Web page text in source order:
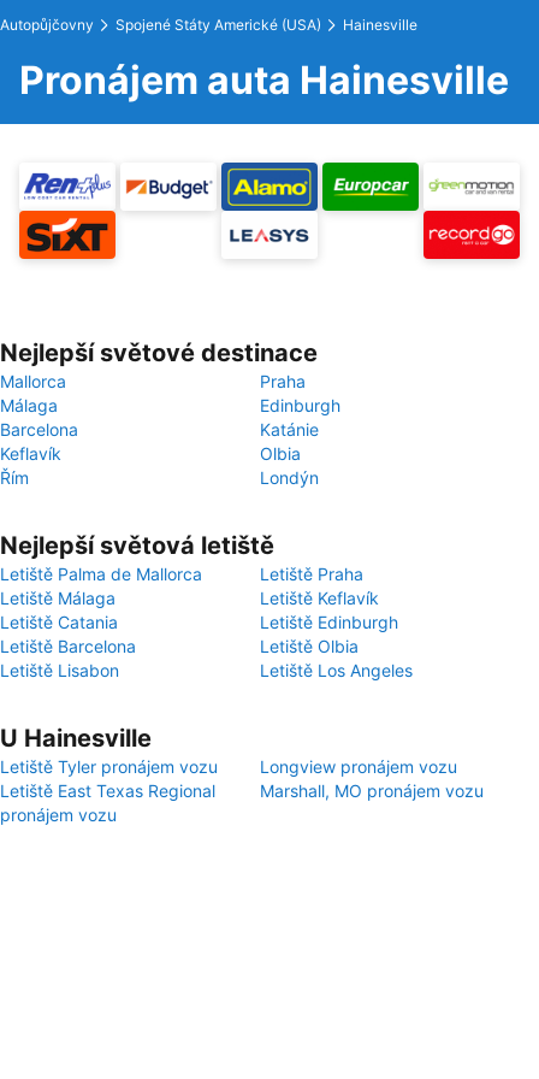
Autopůjčovny Spojené Státy Americké (USA) Hainesville
Pronájem auta Hainesville
Nejlepší světové destinace
Mallorca
Praha
Málaga
Edinburgh
Barcelona
Katánie
Keflavík
Olbia
Řím
Londýn
Nejlepší světová letiště
Letiště Palma de Mallorca
Letiště Praha
Letiště Málaga
Letiště Keflavík
Letiště Catania
Letiště Edinburgh
Letiště Barcelona
Letiště Olbia
Letiště Lisabon
Letiště Los Angeles
U Hainesville
Letiště Tyler pronájem vozu
Longview pronájem vozu
Letiště East Texas Regional
pronájem vozu
Marshall, MO pronájem vozu